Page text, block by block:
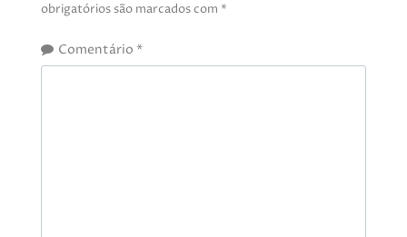
obrigatórios são marcados com *
Comentário *